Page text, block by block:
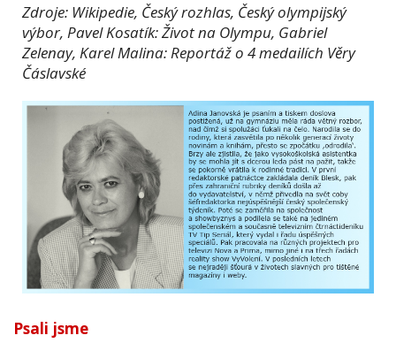
Zdroje: Wikipedie, Český rozhlas, Český olympijský
výbor, Pavel Kosatík: Život na Olympu, Gabriel
Zelenay, Karel Malina: Reportáž o 4 medailích Věry
Čáslavské
Psali jsme